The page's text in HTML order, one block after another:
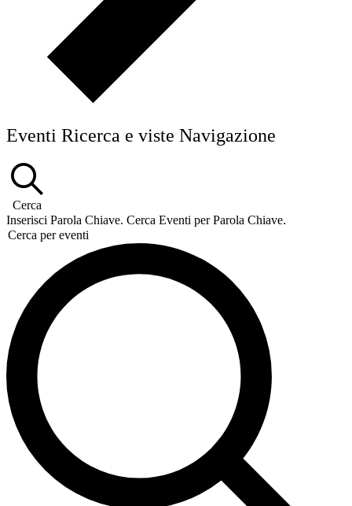
Eventi Ricerca e viste Navigazione
Cerca
Inserisci Parola Chiave. Cerca Eventi per Parola Chiave.